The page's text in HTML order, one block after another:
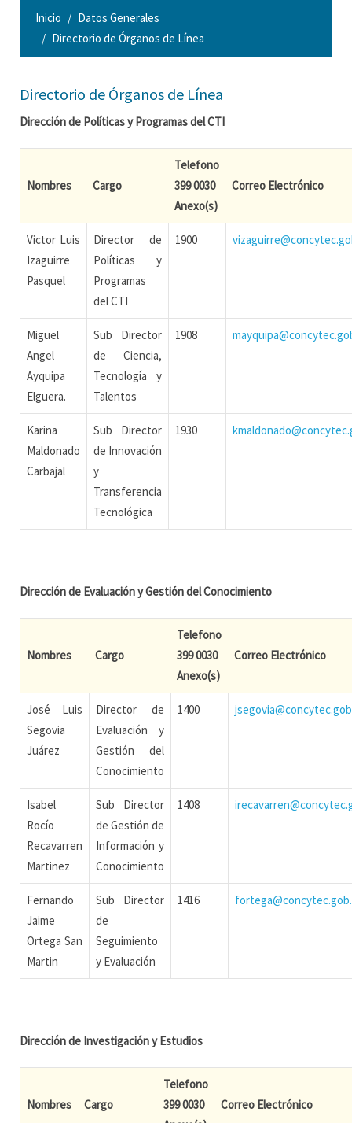
Inicio
Datos Generales
Directorio de Órganos de Línea
Directorio de Órganos de Línea
Dirección de Políticas y Programas del CTI
Nombres Cargo
Telefono
399 0030
Anexo(s)
Correo Electrónico
Victor Luis
Izaguirre
Pasquel
Director de
Políticas y
Programas
del CTI
1900
Miguel
Angel
Ayquipa
Elguera.
Sub Director
de Ciencia,
Tecnología y
Talentos
1908
Karina
Maldonado
Carbajal
Sub Director
de Innovación
y
Transferencia
Tecnológica
1930
Dirección de Evaluación y Gestión del Conocimiento
Nombres Cargo
Telefono
399 0030
Anexo(s)
Correo Electrónico
José Luis
Segovia
Juárez
Director de
Evaluación y
Gestión del
Conocimiento
1400
Isabel
Rocío
Recavarren
Martinez
Sub Director
de Gestión de
Información y
Conocimiento
1408
Fernando
Jaime
Ortega San
Martin
Sub Director
de
Seguimiento
y Evaluación
1416
Dirección de Investigación y Estudios
Nombres Cargo
Telefono
399 0030
Correo Electrónico